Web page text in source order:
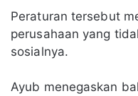
Peraturan tersebut
perusahaan yang
sosialnya.
Ayub menegaskan